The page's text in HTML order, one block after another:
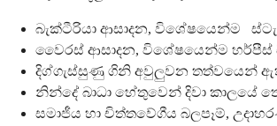
බැක්ටීරියා ආසාදන, විශේෂයෙන්ම
වෛරස් ආසාදන, විශේෂයෙන්ම
දිග්ගැස්සුණු ගිනි අවුලුවන තත්වයෙන්
නින්දේ බාධා හේතුවෙන් දිවා
සමාජීය හා චිත්තවේගීය බලපෑම්,